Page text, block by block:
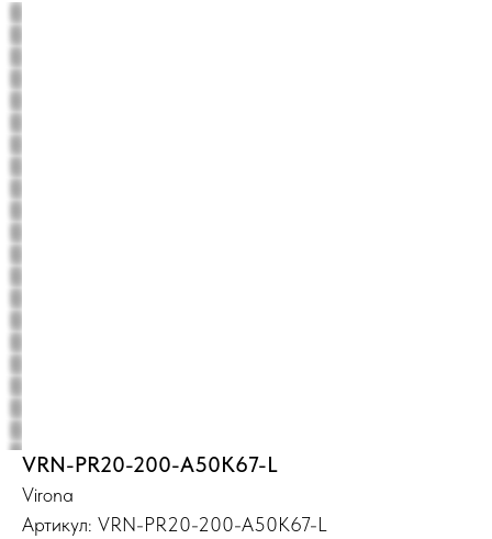
VRN-PR20-200-A50K67-L
Virona
Артикул: VRN-PR20-200-A50K67-L